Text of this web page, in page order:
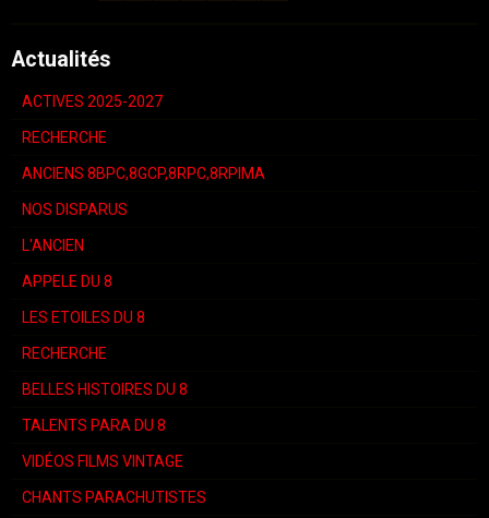
Actualités
ACTIVES 2025-2027
RECHERCHE
ANCIENS 8BPC,8GCP,8RPC,8RPIMA
NOS DISPARUS
L'ANCIEN
APPELE DU 8
LES ETOILES DU 8
RECHERCHE
BELLES HISTOIRES DU 8
TALENTS PARA DU 8
VIDÉOS FILMS VINTAGE
CHANTS PARACHUTISTES